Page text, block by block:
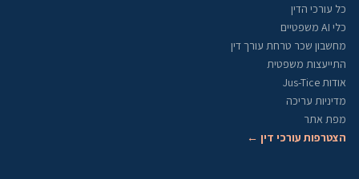
כל עורכי הדין
כלי AI משפטיים
מחשבון שכר טרחת עורך דין
התייעצות משפטית
אודות Jus-Tice
מדיניות עריכה
מפת אתר
הצטרפות עורכי דין ←